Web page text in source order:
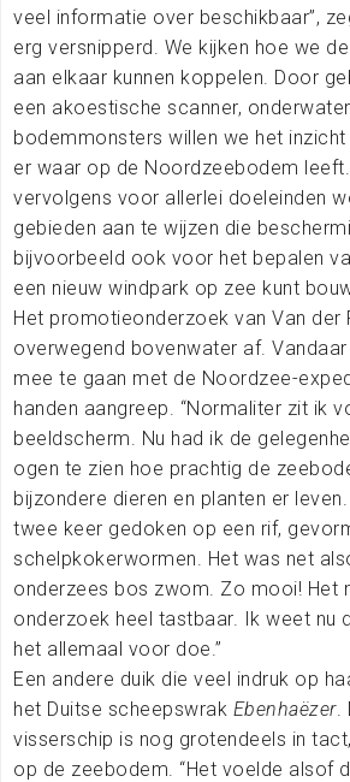
veel informatie over beschikbaar”,
erg versnipperd. We kijken hoe we
aan elkaar kunnen koppelen. Door
een akoestische scanner,
bodemmonsters willen we het
er waar op de Noordzeebodem leeft.
vervolgens voor allerlei doeleinden
gebieden aan te wijzen die
bijvoorbeeld ook voor het bepalen
een nieuw windpark op zee kunt
Het promotieonderzoek van Van der
overwegend bovenwater af.
mee te gaan met de Noordzee-
handen aangreep. “Normaliter zit ik
beeldscherm. Nu had ik de
ogen te zien hoe prachtig de
bijzondere dieren en planten er
twee keer gedoken op een rif,
schelpkokerwormen. Het was net
onderzees bos zwom. Zo mooi! Het
onderzoek heel tastbaar. Ik weet nu
het allemaal voor doe.”
Een andere duik die veel indruk op
het Duitse scheepswrak Ebenhaëzer.
visserschip is nog grotendeels in
op de zeebodem. “Het voelde alsof